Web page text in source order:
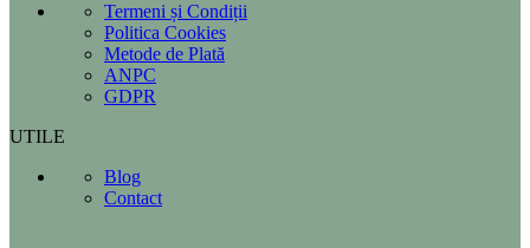
Termeni și Condiții
Politica Cookies
Metode de Plată
ANPC
GDPR
UTILE
Blog
Contact